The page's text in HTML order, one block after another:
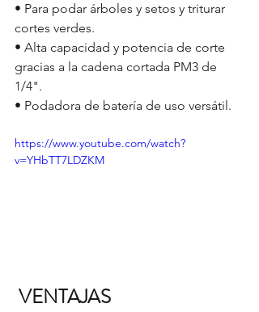
• Para podar árboles y setos y triturar
cortes verdes.
• Alta capacidad y potencia de corte
gracias a la cadena cortada PM3 de
1/4".
• Podadora de batería de uso versátil.
https://www.youtube.com/watch?
v=YHbTT7LDZKM
VENTAJAS